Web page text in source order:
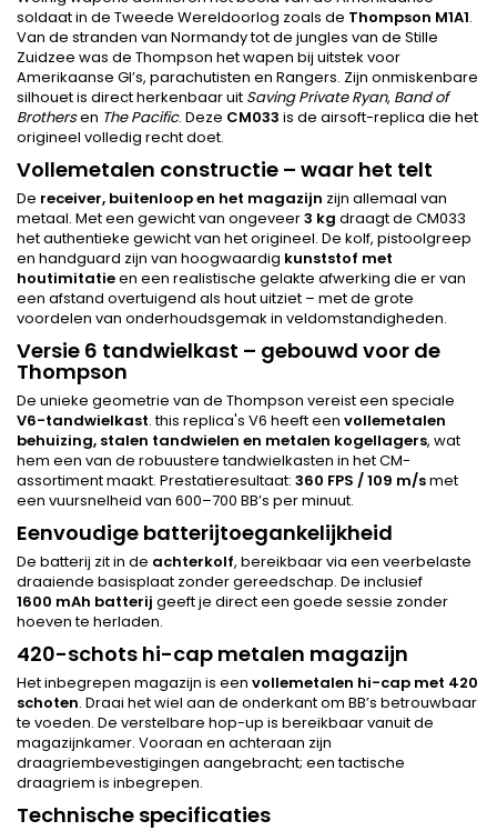
soldaat in de Tweede Wereldoorlog zoals de Thompson M1A1.
Van de stranden van Normandy tot de jungles van de Stille
Zuidzee was de Thompson het wapen bij uitstek voor
Amerikaanse GI’s, parachutisten en Rangers. Zijn onmiskenbare
silhouet is direct herkenbaar uit Saving Private Ryan, Band of
Brothersen The Pacific. Deze CM033 is de airsoft-replica die het
origineel volledig recht doet.
Vollemetalen constructie – waar het telt
De receiver, buitenloop en het magazijn zijn allemaal van
metaal. Met een gewicht van ongeveer3 kg draagt de CM033
het authentieke gewicht van het origineel. De kolf, pistoolgreep
en handguard zijn van hoogwaardig kunststof met
houtimitatieen een realistische gelakte afwerking die er van
een afstand overtuigend als hout uitziet – met de grote
voordelen van onderhoudsgemak in veldomstandigheden.
Versie 6 tandwielkast – gebouwd voor de
Thompson
De unieke geometrie van de Thompson vereist een speciale
V6-tandwielkast. this replica's V6 heeft een vollemetalen
behuizing, stalen tandwielen en metalen kogellagers, wat
hem een van de robuustere tandwielkasten in het CM-
assortiment maakt. Prestatieresultaat: 360 FPS / 109 m/smet
een vuursnelheid van 600–700 BB’s per minuut.
Eenvoudige batterijtoegankelijkheid
De batterij zit in de achterkolf, bereikbaar via een veerbelaste
draaiende basisplaat zonder gereedschap. De inclusief
1600 mAh batterij geeft je direct een goede sessie zonder
hoeven te herladen.
420-schots hi-cap metalen magazijn
Het inbegrepen magazijn is een vollemetalen hi-cap met 420
schoten. Draai het wiel aan de onderkant om BB’s betrouwbaar
te voeden. De verstelbare hop-up is bereikbaar vanuit de
magazijnkamer. Vooraan en achteraan zijn
draagriembevestigingen aangebracht; een tactische
draagriem is inbegrepen.
Technische specificaties